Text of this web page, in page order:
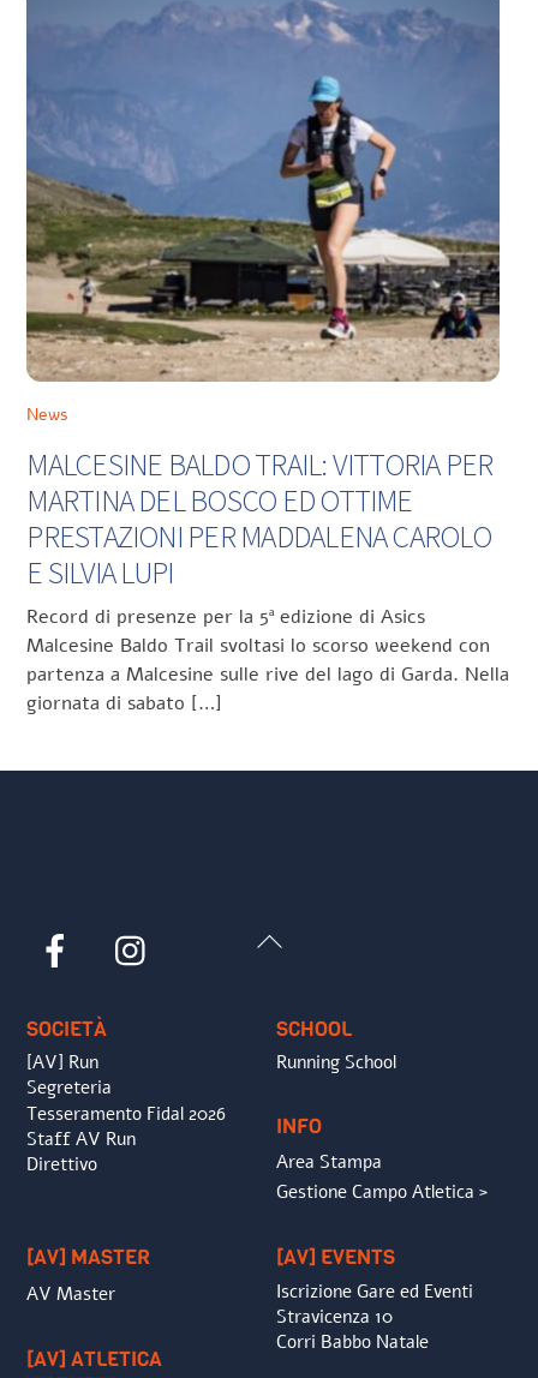
News
MALCESINE BALDO TRAIL: VITTORIA PER
MARTINA DEL BOSCO ED OTTIME
PRESTAZIONI PER MADDALENA CAROLO
E SILVIA LUPI
Record di presenze per la 5ª edizione di Asics
Malcesine Baldo Trail svoltasi lo scorso weekend con
partenza a Malcesine sulle rive del lago di Garda. Nella
giornata di sabato […]
Back
Facebook
SOCIETÀ
[AV] Run
Segreteria
Tesseramento Fidal 2026
Staff AV Run
Direttivo
SCHOOL
Running School
INFO
Area Stampa
Gestione Campo Atletica >
[AV] MASTER
AV Master
[AV] ATLETICA
[AV] EVENTS
Iscrizione Gare ed Eventi
Stravicenza 10
Corri Babbo Natale